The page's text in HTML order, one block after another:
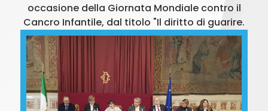
occasione della Giornata Mondiale contro il
Cancro Infantile, dal titolo "Il diritto di guarire.